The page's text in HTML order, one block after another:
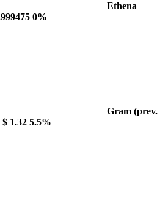
Ethena
0%
Gram (prev.
$ 1.32 5.5%